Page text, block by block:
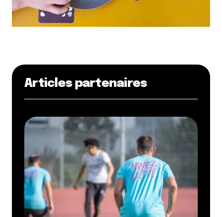
Articles partenaires